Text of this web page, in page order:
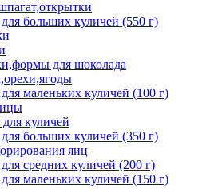
больших куличей (550 г)
для шоколада
маленьких куличей (100 г)
куличей
больших куличей (350 г)
яиц
средних куличей (200 г)
маленьких куличей (150 г)